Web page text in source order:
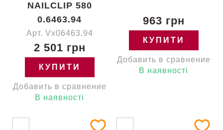
NAILCLIP 580
0.6463.94
Арт. Vx06463.94
2 501 грн
КУПИТИ
Добавить в сравнение
В наявності
963 грн
КУПИТИ
Добавить в сравнение
В наявності